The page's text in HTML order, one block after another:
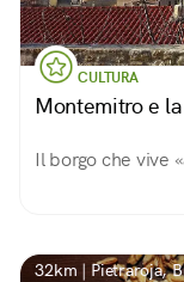
CULTURA
Montemitro e
Il borgo che vive
32km | Pietraroja,